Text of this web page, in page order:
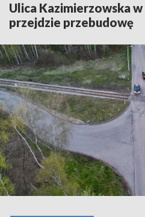
Ulica Kazimierzowska
przejdzie przebudowę